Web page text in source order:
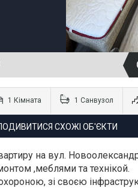
1 Кімната 1 Санвузол
СХОЖІ ОБ'ЄКТИ
на вул.
,меблями та технікой.
зі своєю